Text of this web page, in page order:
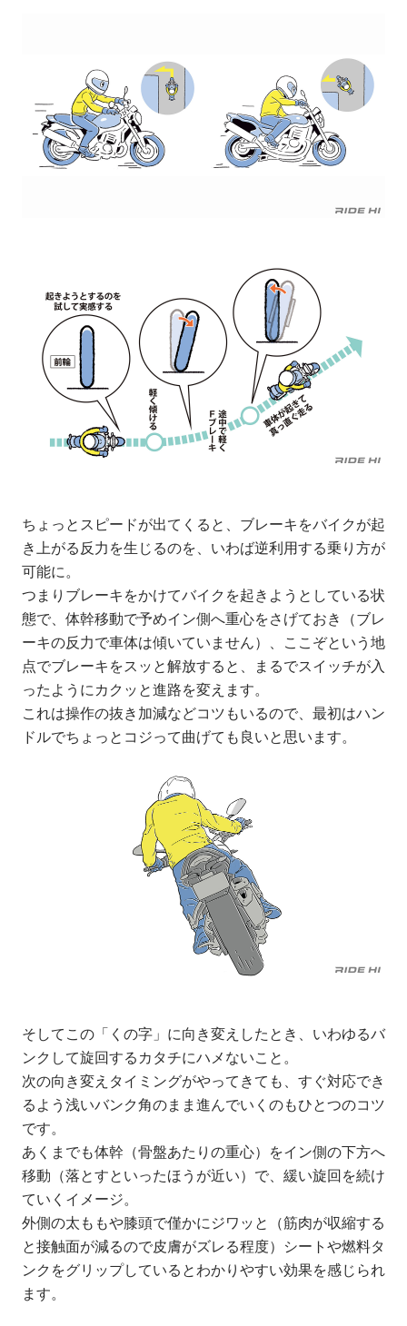
ちょっとスピードが出てくると、ブレーキをバイクが起
き上がる反力を生じるのを、いわば逆利用する乗り方が
可能に。
つまりブレーキをかけてバイクを起きようとしている状
態で、体幹移動で予めイン側へ重心をさげておき（ブレ
ーキの反力で車体は傾いていません）、ここぞという地
点でブレーキをスッと解放すると、まるでスイッチが入
ったようにカクッと進路を変えます。
これは操作の抜き加減などコツもいるので、最初はハン
ドルでちょっとコジって曲げても良いと思います。
そしてこの「くの字」に向き変えしたとき、いわゆるバ
ンクして旋回するカタチにハメないこと。
次の向き変えタイミングがやってきても、すぐ対応でき
るよう浅いバンク角のまま進んでいくのもひとつのコツ
です。
あくまでも体幹（骨盤あたりの重心）をイン側の下方へ
移動（落とすといったほうが近い）で、緩い旋回を続け
ていくイメージ。
外側の太ももや膝頭で僅かにジワッと（筋肉が収縮する
と接触面が減るので皮膚がズレる程度）シートや燃料タ
ンクをグリップしているとわかりやすい効果を感じられ
ます。